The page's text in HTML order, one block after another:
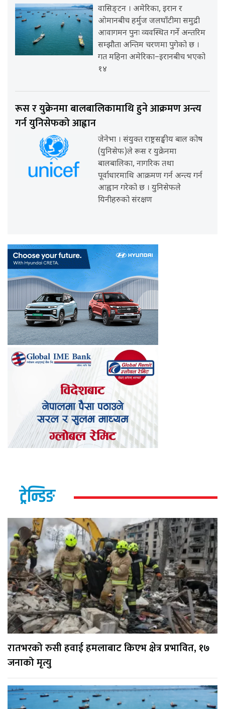
वासिङ्टन । अमेरिका, इरान र
ओमानबीच हर्मुज जलघाँटीमा समुद्री
आवागमन पुनः व्यवस्थित गर्ने अन्तरिम
सम्झौता अन्तिम चरणमा पुगेको छ ।
गत महिना अमेरिका–इरानबीच भएको
१४
रूस र युक्रेनमा बालबालिकामाथि हुने आक्रमण अन्त्य
गर्न युनिसेफको आह्वान
जेनेभा । संयुक्त राष्ट्रसङ्घीय बाल कोष
(युनिसेफ)ले रूस र युक्रेनमा
बालबालिका, नागरिक तथा
पूर्वाधारमाथि आक्रमण गर्न अन्त्य गर्न
आह्वान गरेको छ । युनिसेफले
यिनीहरुको संरक्षण
ट्रेन्डिङ
रातभरको रुसी हवाई हमलाबाट किएभ क्षेत्र प्रभावित, १७
जनाको मृत्यु